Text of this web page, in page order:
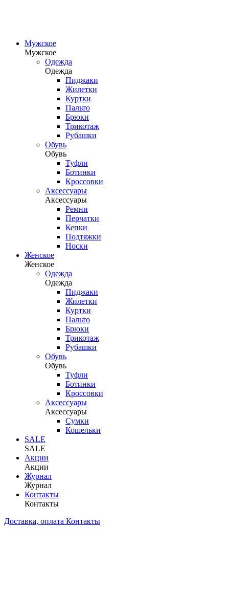
Мужское
Мужское
Одежда
Одежда
Пиджаки
Жилетки
Куртки
Пальто
Брюки
Трикотаж
Рубашки
Обувь
Обувь
Туфли
Ботинки
Кроссовки
Аксессуары
Аксессуары
Ремни
Перчатки
Кепки
Подтяжки
Носки
Женское
Женское
Одежда
Одежда
Пиджаки
Жилетки
Куртки
Пальто
Брюки
Трикотаж
Рубашки
Обувь
Обувь
Туфли
Ботинки
Кроссовки
Аксессуары
Аксессуары
Сумки
Кошельки
SALE
SALE
Акции
Акции
Журнал
Журнал
Контакты
Контакты
Доставка, оплата Контакты